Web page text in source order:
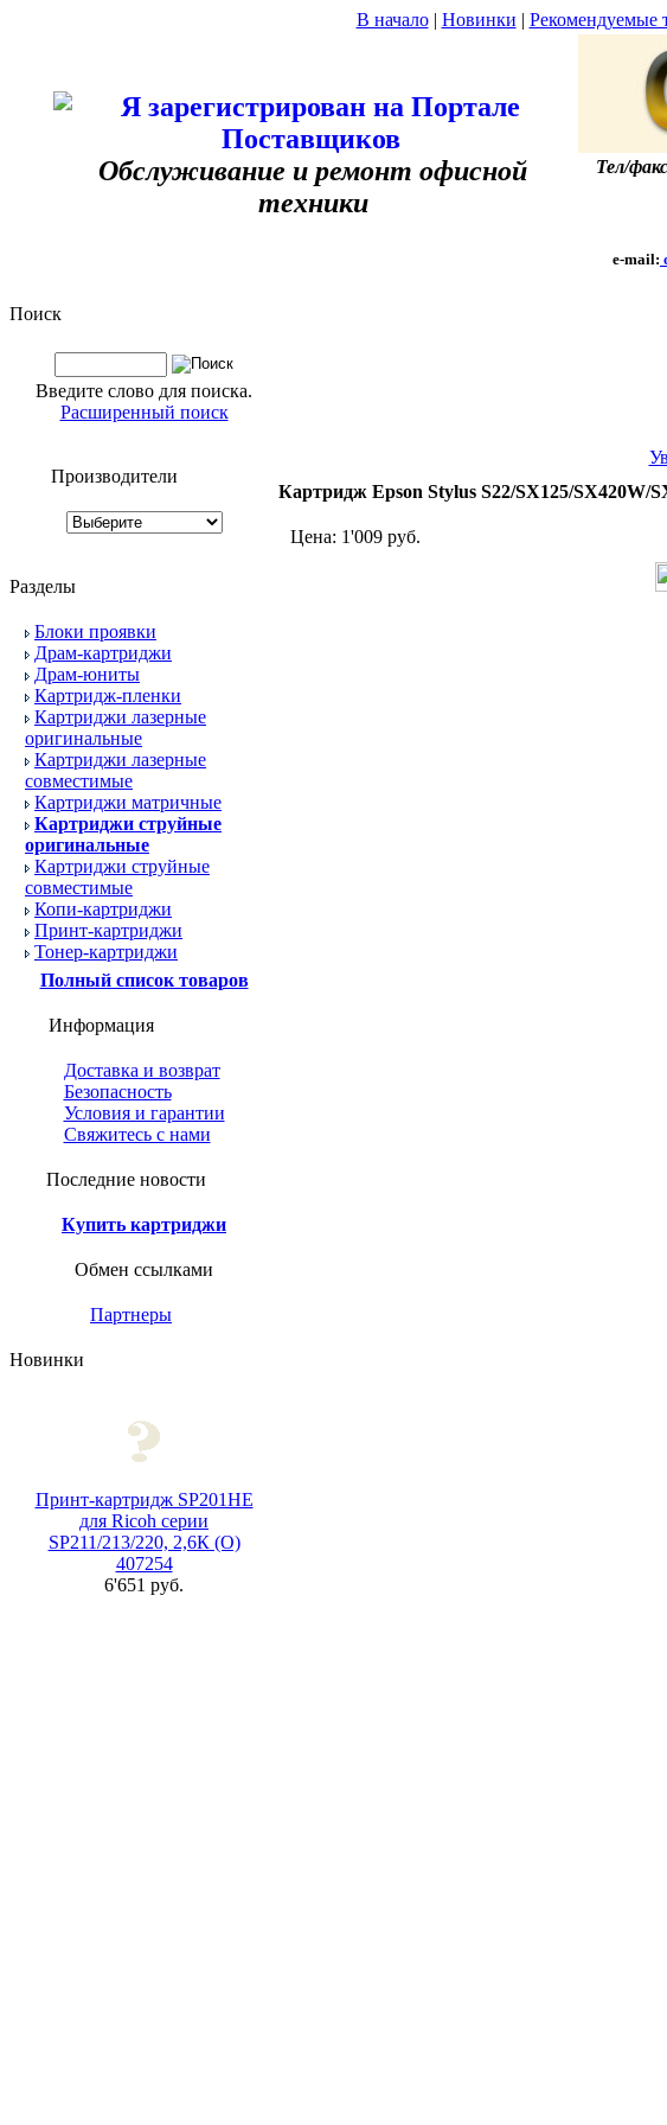
В начало| Новинки | Рекомендуемые
Обслуживание и ремонт офисной
техники
Тел/факс
e-mail:
Поиск
Введите слово для поиска.
Расширенный поиск
Производители
Разделы
Блоки проявки
Драм-картриджи
Драм-юниты
Картридж-пленки
Картриджи лазерные
оригинальные
Картриджи лазерные
совместимые
Картриджи матричные
Картриджи струйные
оригинальные
Картриджи струйные
совместимые
Копи-картриджи
Принт-картриджи
Тонер-картриджи
Полный список товаров
Информация
Доставка и возврат
Безопасность
Условия и гарантии
Свяжитесь с нами
Последние новости
Купить картриджи
Обмен ссылками
Партнеры
Новинки
Принт-картридж SP201HE
для Ricoh серии
SP211/213/220, 2,6К (О)
407254
6'651 руб.
Картридж Epson Stylus S22/SX125/SX420W/
Цена: 1'009 руб.